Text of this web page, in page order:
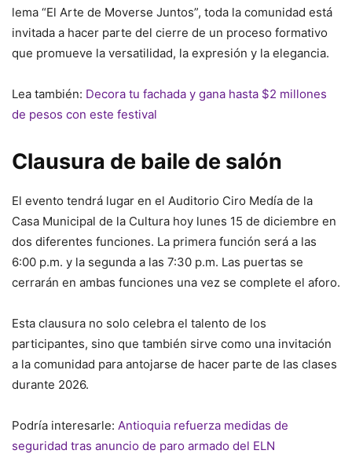
lema “El Arte de Moverse Juntos”, toda la comunidad está
invitada a hacer parte del cierre de un proceso formativo
que promueve la versatilidad, la expresión y la elegancia.
Lea también: Decora tu fachada y gana hasta $2 millones
de pesos con este festival
Clausura de baile de salón
El evento tendrá lugar en el Auditorio Ciro Medía de la
Casa Municipal de la Cultura hoy lunes 15 de diciembre en
dos diferentes funciones. La primera función será a las
6:00 p.m. y la segunda a las 7:30 p.m. Las puertas se
cerrarán en ambas funciones una vez se complete el aforo.
Esta clausura no solo celebra el talento de los
participantes, sino que también sirve como una invitación
a la comunidad para antojarse de hacer parte de las clases
durante 2026.
Podría interesarle: Antioquia refuerza medidas de
seguridad tras anuncio de paro armado del ELN